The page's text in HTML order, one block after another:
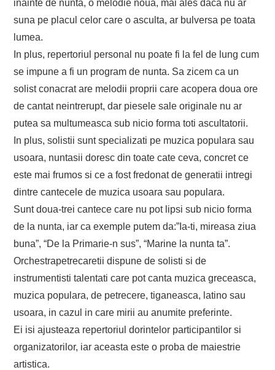
inainte de nunta, o melodie noua, mai ales daca nu ar
suna pe placul celor care o asculta, ar bulversa pe toata
lumea.
In plus, repertoriul personal nu poate fi la fel de lung cum
se impune a fi un program de nunta. Sa zicem ca un
solist conacrat are melodii proprii care acopera doua ore
de cantat neintrerupt, dar piesele sale originale nu ar
putea sa multumeasca sub nicio forma toti ascultatorii.
In plus, solistii sunt specializati pe muzica populara sau
usoara, nuntasii doresc din toate cate ceva, concret ce
este mai frumos si ce a fost fredonat de generatii intregi
dintre cantecele de muzica usoara sau populara.
Sunt doua-trei cantece care nu pot lipsi sub nicio forma
de la nunta, iar ca exemple putem da:”Ia-ti, mireasa ziua
buna”, “De la Primarie-n sus”, “Marine la nunta ta”.
Orchestrapetrecaretii dispune de solisti si de
instrumentisti talentati care pot canta muzica greceasca,
muzica populara, de petrecere, tiganeasca, latino sau
usoara, in cazul in care mirii au anumite preferinte.
Ei isi ajusteaza repertoriul dorintelor participantilor si
organizatorilor, iar aceasta este o proba de maiestrie
artistica.